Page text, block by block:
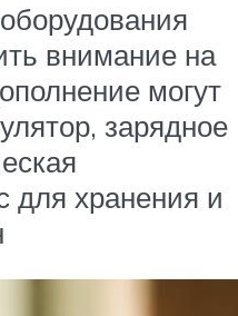
внимание на
могут
зарядное
для хранения и